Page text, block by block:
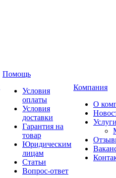
Помощь
Условия
оплаты
Условия
доставки
Гарантия на
товар
Юридическим
лицам
Статьи
Вопрос-ответ
Компания
О